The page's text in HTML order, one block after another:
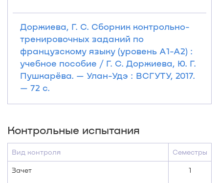
Доржиева, Г. С. Сборник контрольно-
тренировочных заданий по
французскому языку (уровень А1-А2) :
учебное пособие / Г. С. Доржиева, Ю. Г.
Пушкарёва. — Улан-Удэ : ВСГУТУ, 2017.
— 72 с.
Контрольные испытания
Вид контроля Семестры
Зачет 1